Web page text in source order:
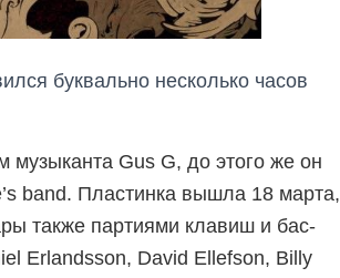
буквально несколько часов
Gus G, до этого же он
band. Пластинка вышла 18 марта,
также партиями клавиш и бас-
Erlandsson, David Ellefson, Billy